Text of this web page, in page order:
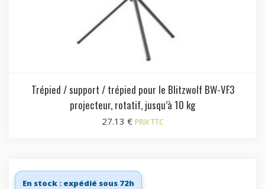
Trépied / support / trépied pour le Blitzwolf BW-VF3
projecteur, rotatif, jusqu’à 10 kg
27.13 € PRIX TTC
En stock : expédié sous 72h